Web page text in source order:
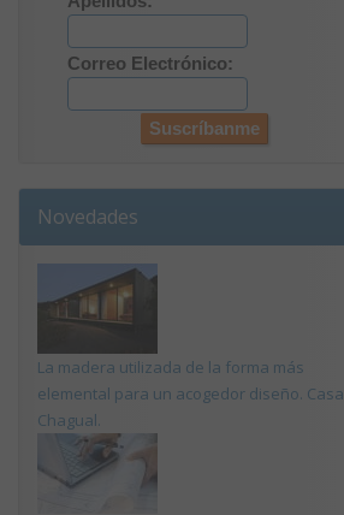
Correo Electrónico:
Novedades
La madera utilizada de la forma más
elemental para un acogedor diseño. Casa
Chagual.